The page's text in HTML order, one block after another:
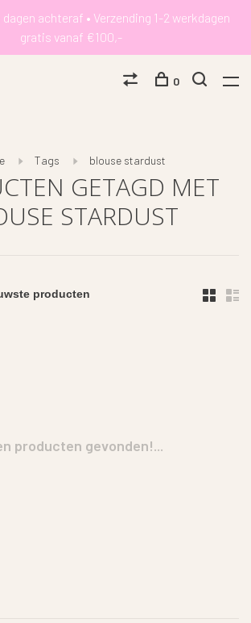
achteraf • Verzending 1-2 werkdagen
gratis vanaf €100,-
0
Tags blouse stardust
GETAGD MET
STARDUST
producten gevonden!...